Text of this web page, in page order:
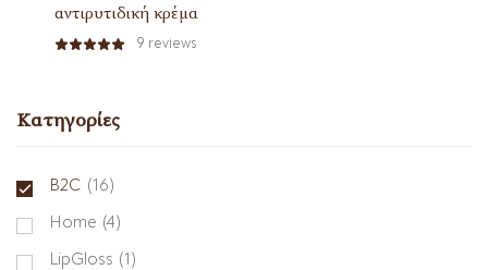
αντιρυτιδική κρέμα
9 reviews
Κατηγορίες
B2C (16)
Home (4)
LipGloss (1)